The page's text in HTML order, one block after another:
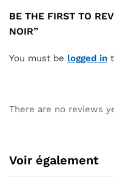
BE THE FIRST TO
NOIR”
You must be logged in
There are no reviews
Voir également